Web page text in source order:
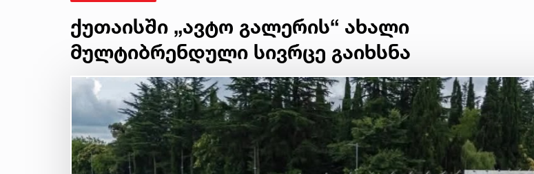
ქუთაისში „ავტო გალერის“ ახალი
მულტიბრენდული სივრცე გაიხსნა